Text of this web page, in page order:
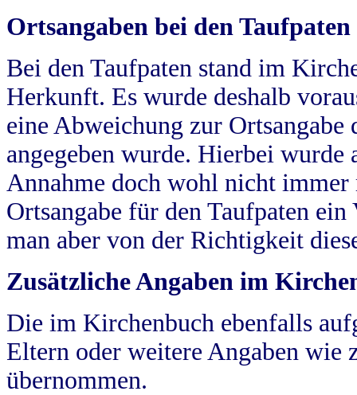
Ortsangaben bei den Taufpaten
Bei den Taufpaten stand im
Herkunft. Es wurde deshalb
eine Abweichung zur
angegeben wurde. Hierbei wurde
Annahme doch wohl nicht
Ortsangabe für den Taufpaten
man aber von der Richtigkeit
Zusätzliche Angaben im
Die im Kirchenbuch ebenfalls
Eltern oder weitere Angaben wie
übernommen.